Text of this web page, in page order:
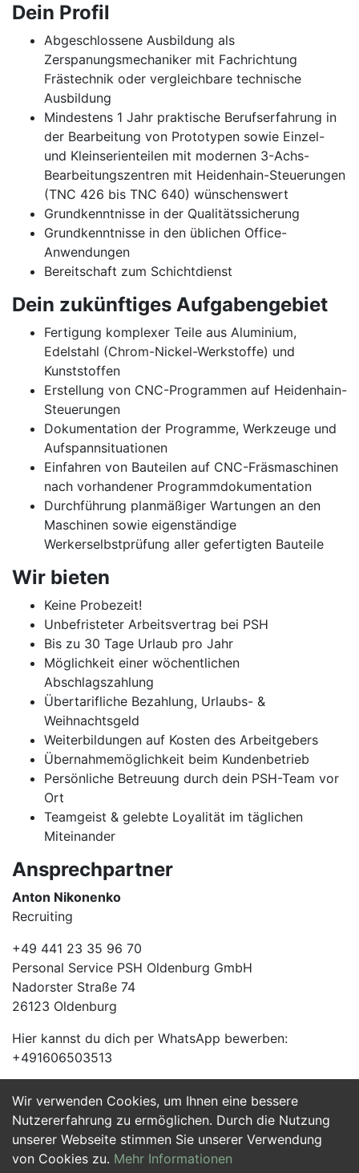
Wir verwenden Cookies, um Ihnen eine bessere
Nutzererfahrung zu ermöglichen. Durch die Nutzung
unserer Webseite stimmen Sie unserer Verwendung
von Cookies zu. Mehr Informationen
Dein Profil
Abgeschlossene Ausbildung als
Zerspanungsmechaniker mit Fachrichtung
Frästechnik oder vergleichbare technische
Ausbildung
Mindestens 1 Jahr praktische Berufserfahrung in
der Bearbeitung von Prototypen sowie Einzel-
und Kleinserienteilen mit modernen 3-Achs-
Bearbeitungszentren mit Heidenhain-Steuerungen
(TNC 426 bis TNC 640) wünschenswert
Grundkenntnisse in der Qualitätssicherung
Grundkenntnisse in den üblichen Office-
Anwendungen
Bereitschaft zum Schichtdienst
Dein zukünftiges Aufgabengebiet
Fertigung komplexer Teile aus Aluminium,
Edelstahl (Chrom-Nickel-Werkstoffe) und
Kunststoffen
Erstellung von CNC-Programmen auf Heidenhain-
Steuerungen
Dokumentation der Programme, Werkzeuge und
Aufspannsituationen
Einfahren von Bauteilen auf CNC-Fräsmaschinen
nach vorhandener Programmdokumentation
Durchführung planmäßiger Wartungen an den
Maschinen sowie eigenständige
Werkerselbstprüfung aller gefertigten Bauteile
Wir bieten
Keine Probezeit!
Unbefristeter Arbeitsvertrag bei PSH
Bis zu 30 Tage Urlaub pro Jahr
Möglichkeit einer wöchentlichen
Abschlagszahlung
Übertarifliche Bezahlung, Urlaubs- &
Weihnachtsgeld
Weiterbildungen auf Kosten des Arbeitgebers
Übernahmemöglichkeit beim Kundenbetrieb
Persönliche Betreuung durch dein PSH-Team vor
Ort
Teamgeist & gelebte Loyalität im täglichen
Miteinander
Ansprechpartner
Anton Nikonenko
Recruiting
+49 441 23 35 96 70
Personal Service PSH Oldenburg GmbH
Nadorster Straße 74
26123 Oldenburg
Hier kannst du dich per WhatsApp bewerben:
+491606503513
Jetzt Bewerben